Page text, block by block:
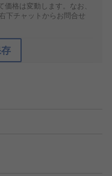
格は変動します。なお、
下チャットからお問合せ